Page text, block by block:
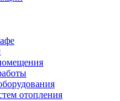
отопления